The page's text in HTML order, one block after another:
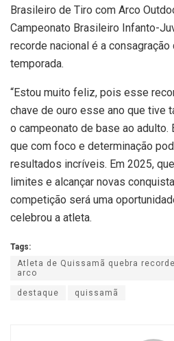
Brasileiro de Tiro com Arco
Campeonato Brasileiro Infanto-
recorde nacional é a consagração
temporada.
“Estou muito feliz, pois esse
chave de ouro esse ano que tive
o campeonato de base ao adulto.
que com foco e determinação
resultados incríveis. Em 2025,
limites e alcançar novas
competição será uma
celebrou a atleta.
Tags:
Atleta de Quissamã quebra
arco
destaque quissamã